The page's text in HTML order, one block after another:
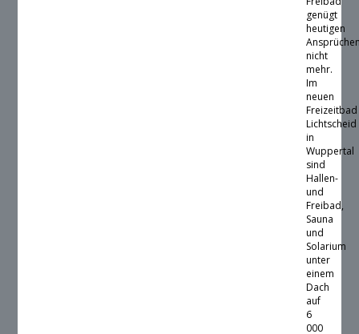
genügt
heutigen
nicht
mehr.
Im
neuen
Freizeitbad
Lichtscheid
in
Wuppertal
sind
Hallen-
und
Freibad,
Sauna
und
Solarium
unter
einem
Dach
auf
6
000